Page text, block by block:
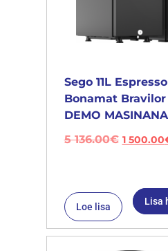
Sego 11L
Bonamat Bravilor
DEMO
5 136.00€ 1 500.00
Loe lisa Lisa